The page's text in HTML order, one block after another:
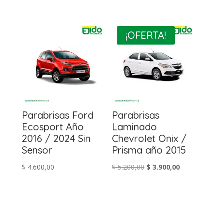
$ 4.300,00.
es:
$ 3.900,00.
era:
$ 4.500,00.
es:
Parabrisas Ford
Ecosport Año
2016 / 2024 Sin
Sensor
$ 4.600,00
¡OFERTA!
Parabrisas
Laminado
Chevrolet Onix /
Prisma año 2015
$5.200,00 El
$ 3.900,00El